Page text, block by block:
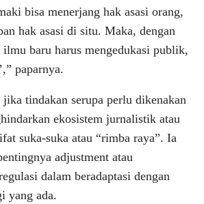
bisa menerjang hak asasi orang,
hak asasi di situ. Maka, dengan
baru harus mengedukasi publik,
paparnya.
tindakan serupa perlu dikenakan
ekosistem jurnalistik atau
suka-suka atau “rimba raya”. Ia
adjustment atau
dalam beradaptasi dengan
yang ada.